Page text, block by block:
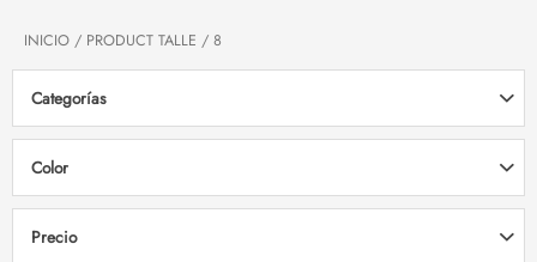
INICIO / PRODUCT TALLE / 8
Categorías
Color
Precio